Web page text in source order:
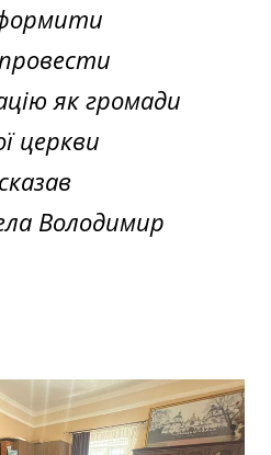
як громади
церкви
Володимир